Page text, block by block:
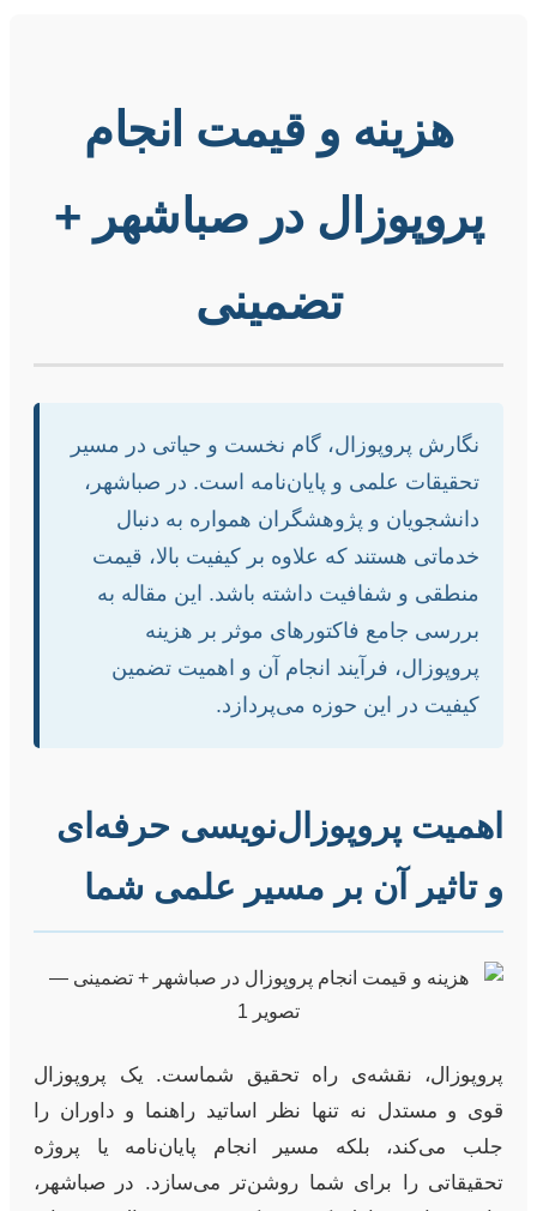
هزینه و قیمت انجام
پروپوزال در صباشهر +
تضمینی
نگارش پروپوزال، گام نخست و حیاتی در مسیر
تحقیقات علمی و پایان‌نامه است. در صباشهر،
دانشجویان و پژوهشگران همواره به دنبال
خدماتی هستند که علاوه بر کیفیت بالا، قیمت
منطقی و شفافیت داشته باشد. این مقاله به
بررسی جامع فاکتورهای موثر بر هزینه
پروپوزال، فرآیند انجام آن و اهمیت تضمین
کیفیت در این حوزه می‌پردازد.
اهمیت پروپوزال‌نویسی حرفه‌ای
و تاثیر آن بر مسیر علمی شما
پروپوزال، نقشه‌ی راه تحقیق شماست. یک پروپوزال
قوی و مستدل نه تنها نظر اساتید راهنما و داوران را
جلب می‌کند، بلکه مسیر انجام پایان‌نامه یا پروژه
تحقیقاتی را برای شما روشن‌تر می‌سازد. در صباشهر،